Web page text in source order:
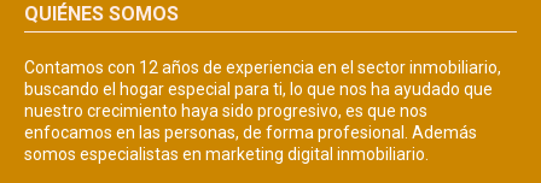
QUIÉNES SOMOS
Contamos con 12 años de experiencia en el sector inmobiliario,
buscando el hogar especial para ti, lo que nos ha ayudado que
nuestro crecimiento haya sido progresivo, es que nos
enfocamos en las personas, de forma profesional. Además
somos especialistas en marketing digital inmobiliario.